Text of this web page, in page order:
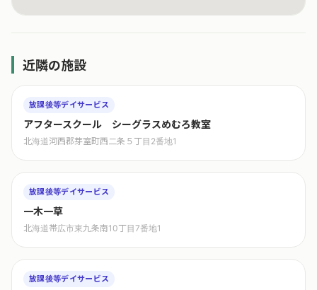
近隣の施設
放課後等デイサービス
アフタースクール シーグラスめむろ教室
北海道河西郡芽室町西二条５丁目2番地1
放課後等デイサービス
一木一草
北海道帯広市東九条南10丁目7番地1
放課後等デイサービス